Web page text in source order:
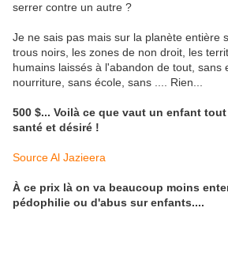
serrer contre un autre ?
Je ne sais pas mais sur la planète entière
trous noirs, les zones de non droit, les
humains laissés à l'abandon de tout, sans
nourriture, sans école, sans .... Rien...
500 $... Voilà ce que vaut un enfant
santé et désiré !
Source Al Jazieera
À ce prix là on va beaucoup moins
pédophilie ou d'abus sur enfants....